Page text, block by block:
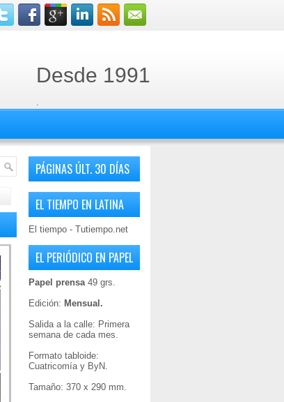
Desde 1991
PÁGINAS ÚLT. 30 DÍAS
EL TIEMPO EN LATINA
El tiempo - Tutiempo.net
EL PERIÓDICO EN PAPEL
Papel prensa49 grs.
Edición: Mensual.
Salida a la calle: Primera
semana de cada mes.
Formato tabloide:
Cuatricomía y ByN.
Tamaño: 370 x 290 mm.